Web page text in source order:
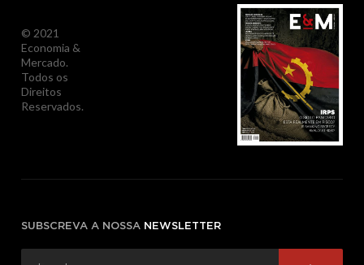
© 2021
Economia &
Mercado.
Todos os
Direitos
Reservados.
SUBSCREVA A NOSSA NEWSLETTER